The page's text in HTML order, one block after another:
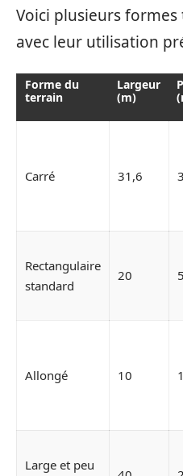
Voici plusieurs
avec leur utilisation
Forme du
terrain
Largeur
(m)
Carré 31,6
Rectangulaire
standard
20
Allongé 10
Large et peu